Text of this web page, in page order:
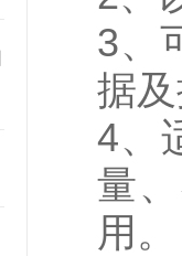
3、
据
4、
量
用。